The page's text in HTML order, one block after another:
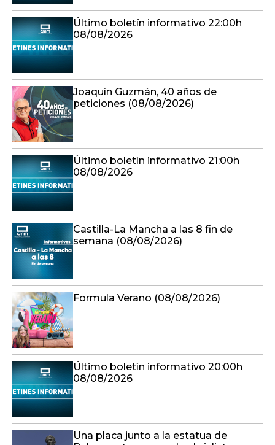
Último boletín informativo 22:00h
08/08/2026
Joaquín Guzmán, 40 años de
peticiones (08/08/2026)
Último boletín informativo 21:00h
08/08/2026
Castilla-La Mancha a las 8 fin de
semana (08/08/2026)
Formula Verano (08/08/2026)
Último boletín informativo 20:00h
08/08/2026
Una placa junto a la estatua de